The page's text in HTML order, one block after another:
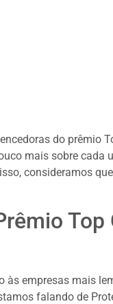
do prêmio
mais sobre cada
consideramos
Top
às empresas mais
falando de